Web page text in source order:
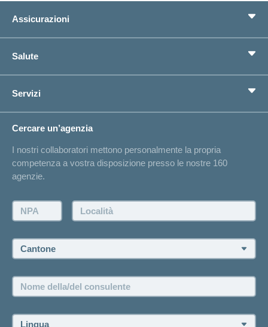
Assicurazioni
Assicurazioni complementari
Previdenza
Cerco un'assicurazione per...
Circostanze di vita
Sull'assicurazione
Salute
Bussola della salute
Servizi
Elenchi degli ospedali
Annuncio d'infortunio
Contatto
Farsi contattare telefonicamente dall'agenzia
Fissare un appuntamento
Offerte di lavoro e carriera
Cercare un’agenzia
I nostri collaboratori mettono personalmente la propria
competenza a vostra disposizione presso le nostre 160
agenzie.
NPA: Località:
Cantone:
Nome
della/del
Lingua: